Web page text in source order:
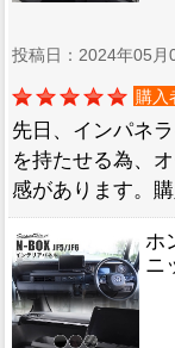
投稿日：2024年05月
購入
先日、インパネ
を持たせる為、
感があります。
ホ
ニ